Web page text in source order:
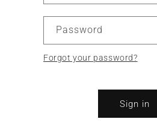
Password
Forgot your password?
Sign in